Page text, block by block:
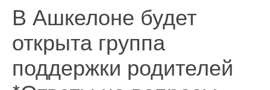
В Ашкелоне будет
открыта группа
поддержки родителей